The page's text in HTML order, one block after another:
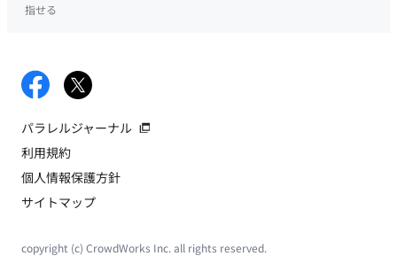
指せる
パラレルジャーナル
利用規約
個人情報保護方針
サイトマップ
copyright (c) CrowdWorks Inc. all rights reserved.